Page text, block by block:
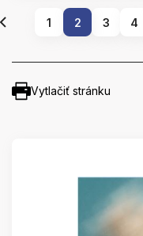
1 2 3 4
Vytlačiť stránku